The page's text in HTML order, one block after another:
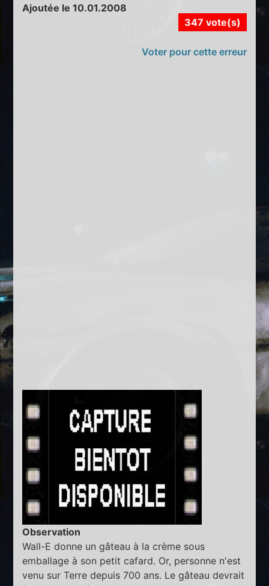
Ajoutée le 10.01.2008
347 vote(s)
Voter pour cette erreur
Observation
Wall-E donne un gâteau à la crème sous
emballage à son petit cafard. Or, personne n'est
venu sur Terre depuis 700 ans. Le gâteau devrait